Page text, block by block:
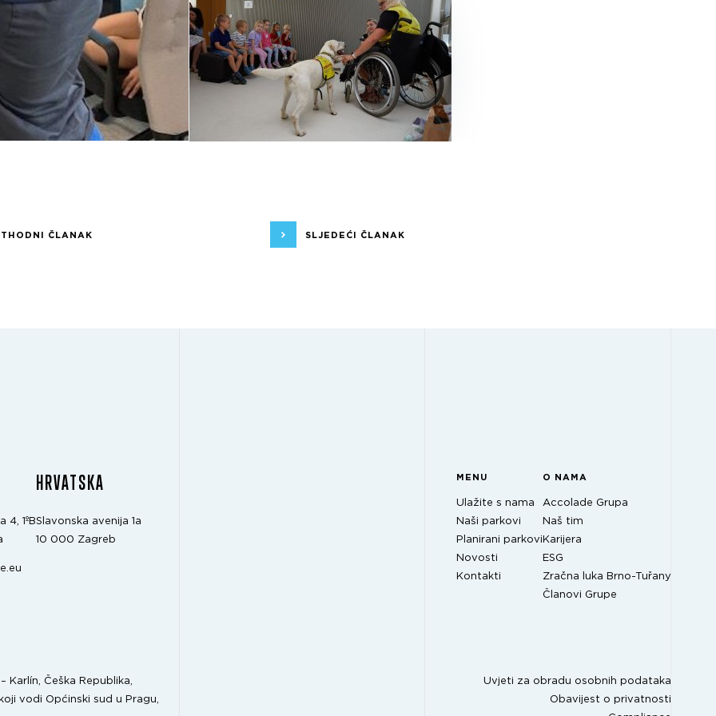
ČLANAK SLJEDEĆI ČLANAK
4, 1ºB
HRVATSKA
Slavonska avenija 1a
10 000 Zagreb
MENU
Ulažite s nama
Naši parkovi
Planirani parkovi
Novosti
Kontakti
O NAMA
Accolade Grupa
Naš tim
Karijera
ESG
Zračna luka Brno-Tuřany
Članovi Grupe
Karlín, Češka Republika,
vodi Općinski sud u Pragu,
Uvjeti za obradu osobnih podataka
Obavijest o privatnosti